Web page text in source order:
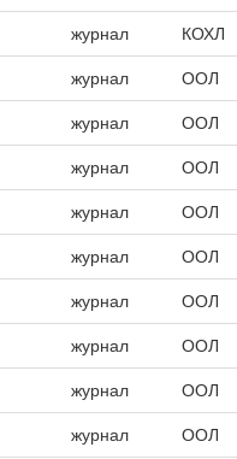
журнал КОХЛ
журнал ООЛ
журнал ООЛ
журнал ООЛ
журнал ООЛ
журнал ООЛ
журнал ООЛ
журнал ООЛ
журнал ООЛ
журнал ООЛ